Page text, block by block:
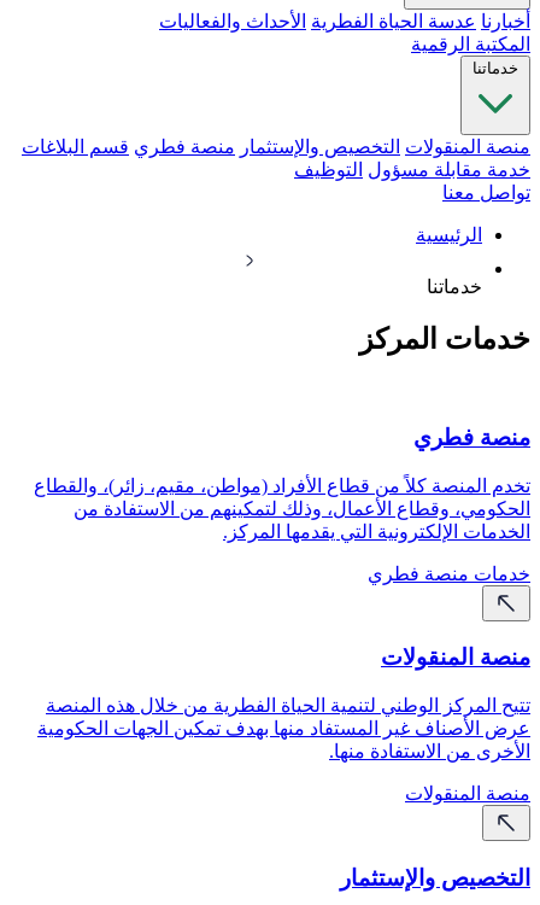
أخبارنا عدسة الحياة الفطرية الأحداث والفعاليات
المكتبة الرقمية
خدماتنا
منصة المنقولات التخصيص والإستثمار منصة فطري قسم البلاغات
خدمة مقابلة مسؤول التوظيف
تواصل معنا
الرئيسية
خدماتنا
خدمات المركز
منصة فطري
تخدم المنصة كلاً من قطاع الأفراد (مواطن، مقيم، زائر)، والقطاع
الحكومي، وقطاع الأعمال، وذلك لتمكينهم من الاستفادة من
الخدمات الإلكترونية التي يقدمها المركز.
خدمات منصة فطري
منصة المنقولات
تتيح المركز الوطني لتنمية الحياة الفطرية من خلال هذه المنصة
عرض الأصناف غير المستفاد منها بهدف تمكين الجهات الحكومية
الأخرى من الاستفادة منها.
منصة المنقولات
التخصيص والإستثمار